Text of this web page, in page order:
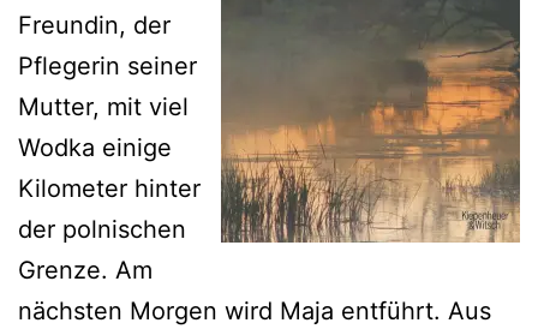
Freundin, der
Pflegerin seiner
Mutter, mit viel
Wodka einige
Kilometer hinter
der polnischen
Grenze. Am
nächsten Morgen wird Maja entführt. Aus